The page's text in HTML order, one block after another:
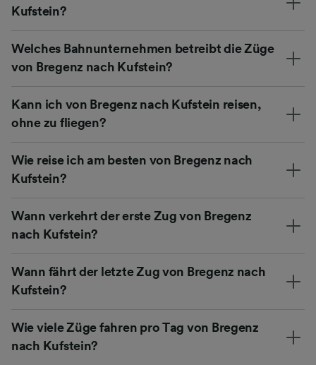
Kufstein?
Welches Bahnunternehmen betreibt die Züge
von Bregenz nach Kufstein?
Kann ich von Bregenz nach Kufstein reisen,
ohne zu fliegen?
Wie reise ich am besten von Bregenz nach
Kufstein?
Wann verkehrt der erste Zug von Bregenz
nach Kufstein?
Wann fährt der letzte Zug von Bregenz nach
Kufstein?
Wie viele Züge fahren pro Tag von Bregenz
nach Kufstein?